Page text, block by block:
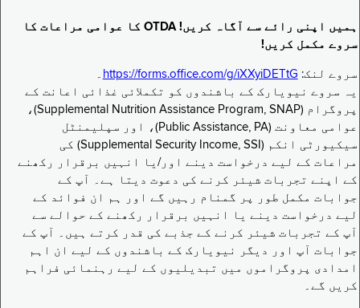
ہمیں اپنی رائے سے آگاہ کریں! OTDA کا عوامی مراعات کا
سروے مکمل کریں!
سروے لنک: https://forms.office.com/g/iXXyiDETtG ۔
یہ سروے نیویارک کے باشندوں کو تکملائی غذائی اعانت کے
پروگرام (Supplemental Nutrition Assistance Program, SNAP)،
عوامی معاونت (Public Assistance, PA)، اور سپلیمنٹل
سیکیورٹی انکم (Supplemental Security Income, SSI) کی
مراعات کے لیے درخواست دینے اور/یا انہیں برقرار رکھنے
کے اپنے تجربات شیئر کرنے کی دعوت دیتا ہے۔ آپ کے
جوابات مکمل طور پر گمنام رہیں گے اور ہم ان فوائد کے
لیے درخواست دینے یا انہیں برقرار رکھنے کے حوالے سے
آپ کے تجربات شیئر کرنے کے جذبے کی قدر کرتے ہیں۔ آپ کے
جوابات آپ اور دیگر نیویارک کے باشندوں کے لیے ان اہم
امدادی پروگراموں میں تبدیلیوں کے لیے رہنمائی فراہم
کریں گے۔